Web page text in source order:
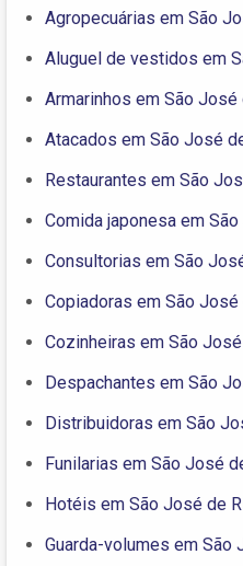
Agropecuárias em São
Aluguel de vestidos em
Armarinhos em São José
Atacados em São José
Restaurantes em São
Comida japonesa em
Consultorias em São
Copiadoras em São José
Cozinheiras em São
Despachantes em São
Distribuidoras em São
Funilarias em São José
Hotéis em São José de
Guarda-volumes em São